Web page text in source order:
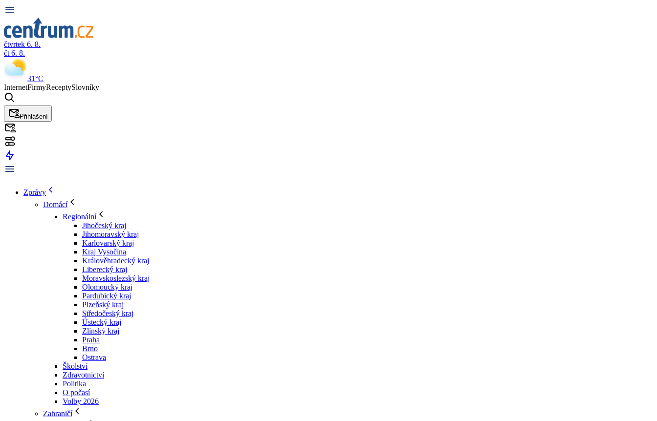
čtvrtek 6. 8.
čt 6. 8.
31°C
InternetFirmyReceptySlovníky
Přihlášení
Zprávy
Domácí
Regionální
Jihočeský kraj
Jihomoravský kraj
Karlovarský kraj
Kraj Vysočina
Králověhradecký kraj
Liberecký kraj
Moravskoslezský kraj
Olomoucký kraj
Pardubický kraj
Plzeňský kraj
Středočeský kraj
Ústecký kraj
Zlínský kraj
Praha
Brno
Ostrava
Školství
Zdravotnictví
Politika
O počasí
Volby 2026
Zahraničí